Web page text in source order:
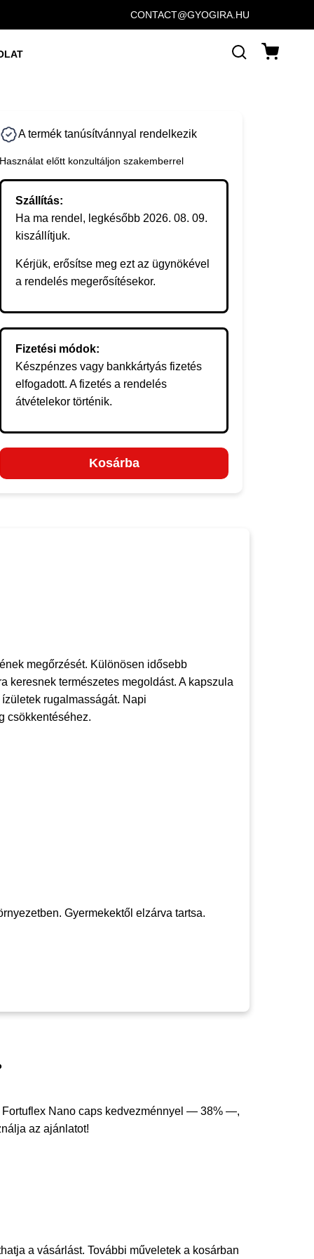
CONTACT@GYOGIRA.HU
A termék tanúsítvánnyal rendelkezik
Használat előtt konzultáljon szakemberrel
Szállítás:
Ha ma rendel, legkésőbb 2026. 08. 09.
kiszállítjuk.
Kérjük, erősítse meg ezt az ügynökével
a rendelés megerősítésekor.
Fizetési módok:
Készpénzes vagy bankkártyás fizetés
elfogadott. A fizetés a rendelés
átvételekor történik.
Kosárba
megőrzését. Különösen idősebb
keresnek természetes megoldást. A kapszula
rugalmasságát. Napi
csökkentéséhez.
Gyermekektől elzárva tartsa.
Fortuflex Nano caps kedvezménnyel — 38% —,
az ajánlatot!
a vásárlást. További műveletek a kosárban